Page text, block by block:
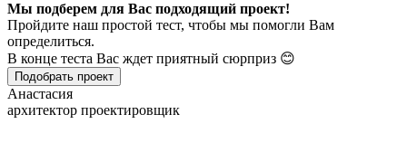
Мы подберем для Вас подходящий проект!
Пройдите наш простой тест, чтобы мы помогли Вам
определиться.
В конце теста Вас ждет приятный сюрприз 😊
Подобрать проект
Анастасия
архитектор проектировщик